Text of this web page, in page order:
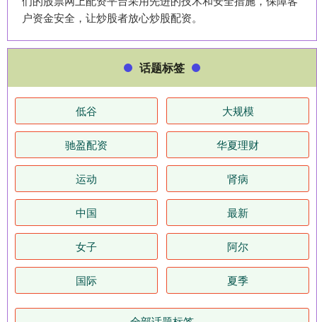
户资金安全，让炒股者放心炒股配资。
话题标签
低谷 大规模
驰盈配资 华夏理财
运动 肾病
中国 最新
女子 阿尔
国际 夏季